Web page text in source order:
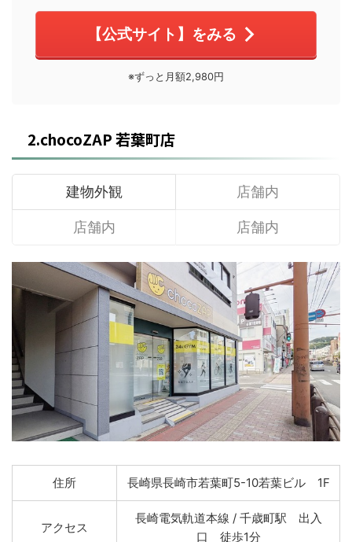
【公式サイト】をみる
※ずっと月額2,980円
2.chocoZAP 若葉町店
建物外観 店舗内
店舗内 店舗内
住所 長崎県長崎市若葉町5-10若葉ビル 1F
アクセス
長崎電気軌道本線 / 千歳町駅 出入
口 徒歩1分